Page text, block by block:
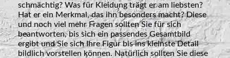
schmächtig? Was für Kleidung trägt er am liebsten?
Hat er ein Merkmal, das ihn besonders macht? Diese
und noch viel mehr Fragen sollten Sie für sich
beantworten, bis sich ein passendes Gesamtbild
ergibt und Sie sich Ihre Figur bis ins kleinste Detail
bildlich vorstellen können. Natürlich sollten Sie diese